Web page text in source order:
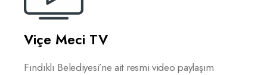
Viçe Meci TV
Fındıklı Belediyesi’ne ait resmi video paylaşım